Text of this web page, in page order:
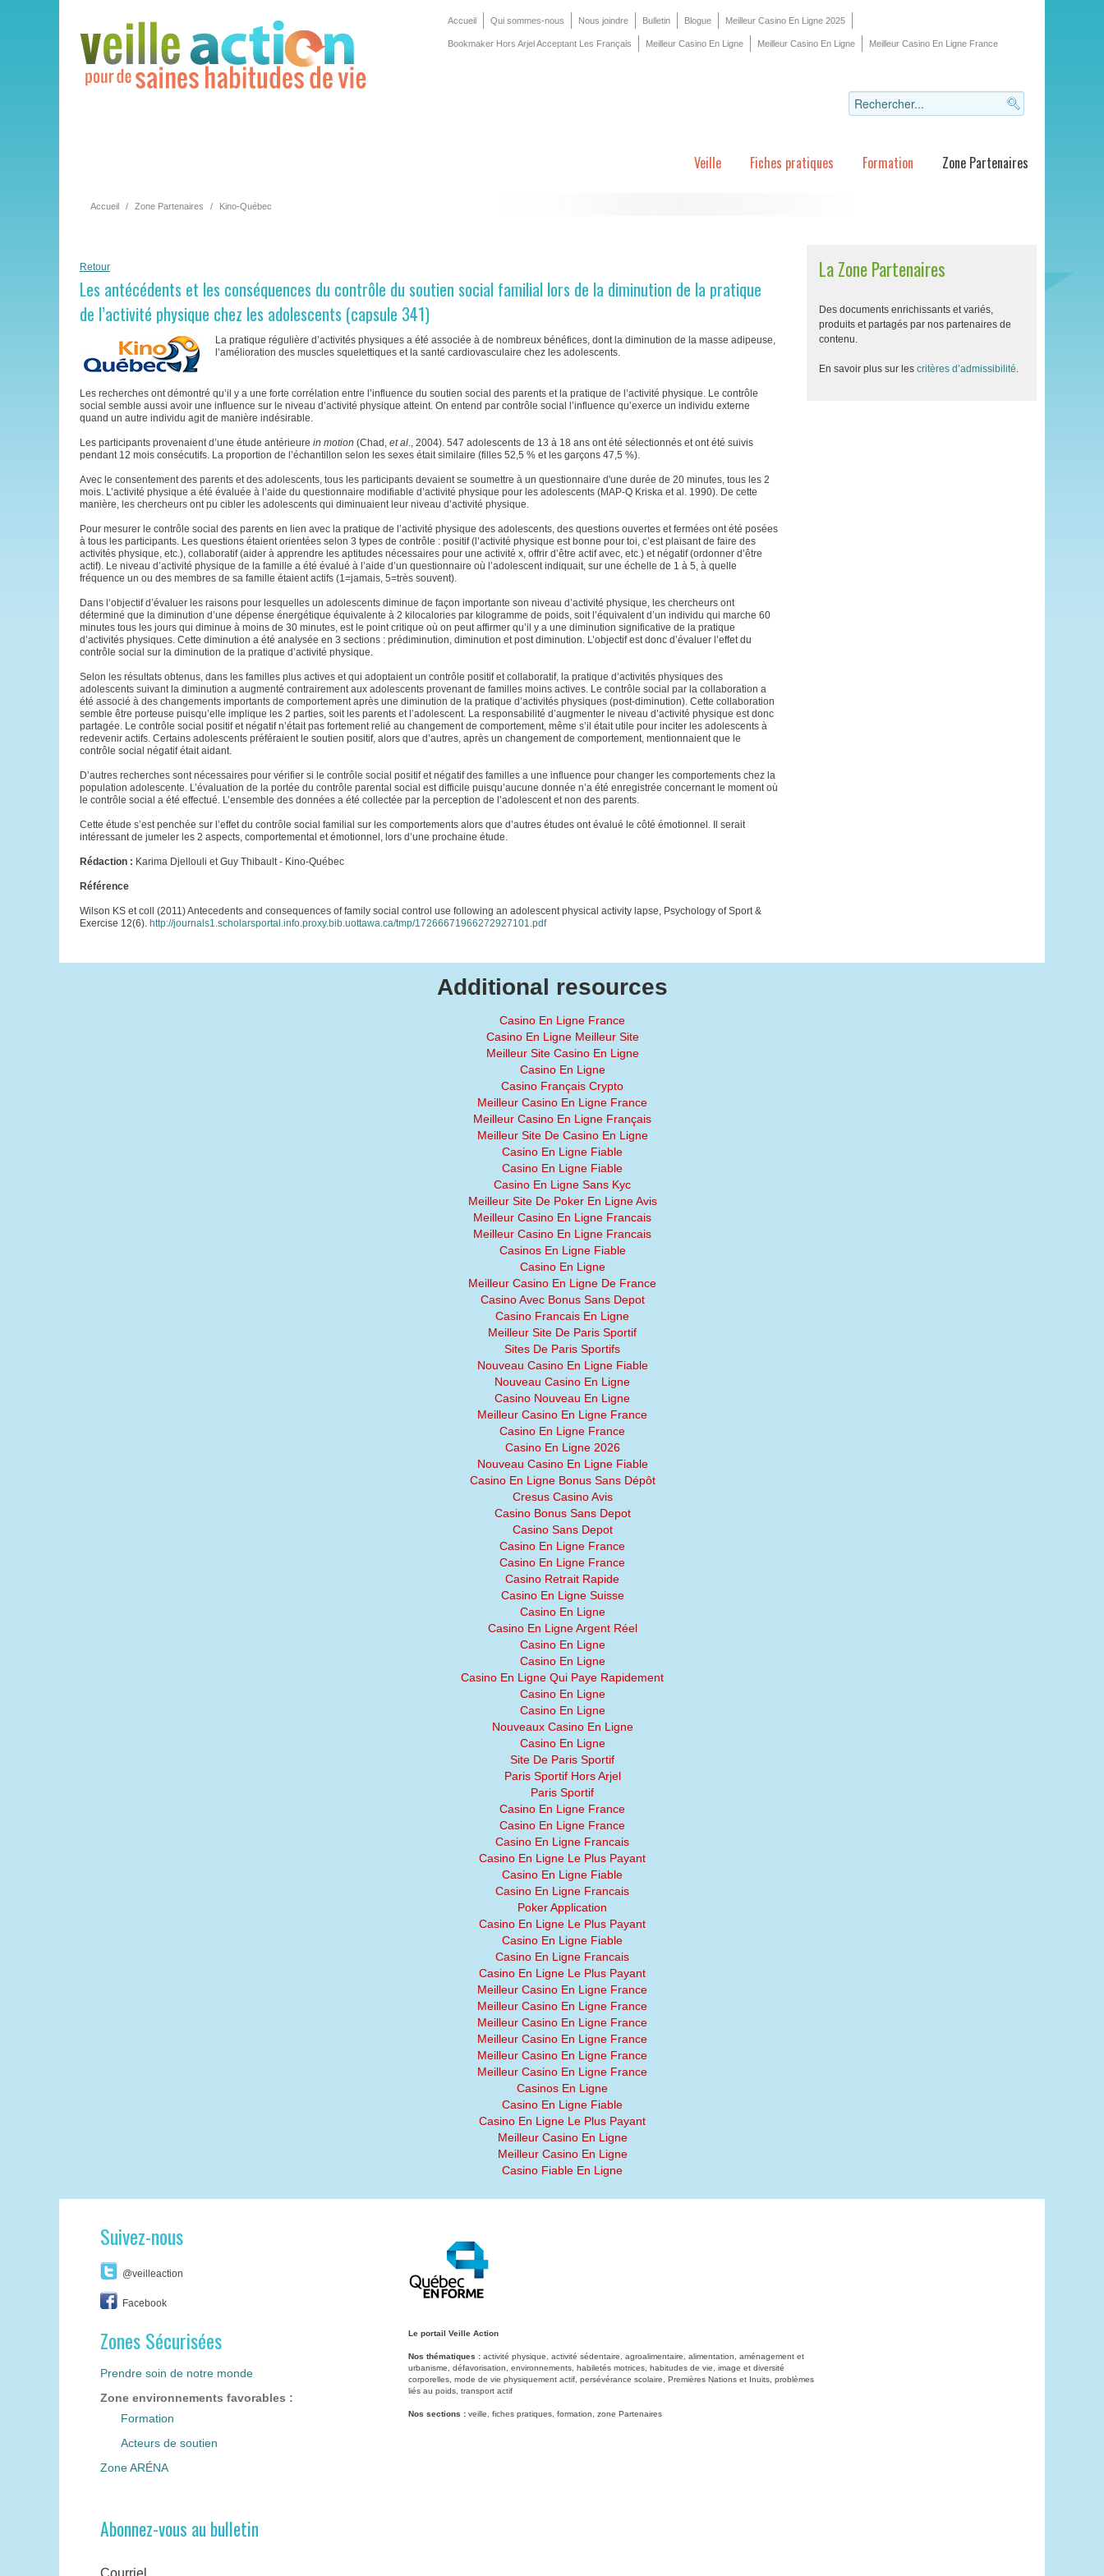
Accueil Qui sommes-nous Nous joindre Bulletin Blogue Meilleur Casino En Ligne 2025
Bookmaker Hors Arjel Acceptant Les Français Meilleur Casino En Ligne Meilleur Casino En Ligne Meilleur Casino En Ligne France
Veille Fiches pratiques Formation Zone Partenaires
Accueil / Zone Partenaires / Kino-Québec
Retour
Les antécédents et les conséquences du contrôle du soutien social familial lors de la diminution de la pratique
de l’activité physique chez les adolescents (capsule 341)
La pratique régulière d’activités physiques a été associée à de nombreux bénéfices, dont la diminution de la masse adipeuse,
l’amélioration des muscles squelettiques et la santé cardiovasculaire chez les adolescents.
Les recherches ont démontré qu’il y a une forte corrélation entre l’influence du soutien social des parents et la pratique de l’activité physique. Le contrôle
social semble aussi avoir une influence sur le niveau d’activité physique atteint. On entend par contrôle social l’influence qu’exerce un individu externe
quand un autre individu agit de manière indésirable.
Les participants provenaient d’une étude antérieure in motion (Chad, et al., 2004). 547 adolescents de 13 à 18 ans ont été sélectionnés et ont été suivis
pendant 12 mois consécutifs. La proportion de l’échantillon selon les sexes était similaire (filles 52,5 % et les garçons 47,5 %).
Avec le consentement des parents et des adolescents, tous les participants devaient se soumettre à un questionnaire d'une durée de 20 minutes, tous les 2
mois. L’activité physique a été évaluée à l’aide du questionnaire modifiable d’activité physique pour les adolescents (MAP-Q Kriska et al. 1990). De cette
manière, les chercheurs ont pu cibler les adolescents qui diminuaient leur niveau d’activité physique.
Pour mesurer le contrôle social des parents en lien avec la pratique de l’activité physique des adolescents, des questions ouvertes et fermées ont été posées
à tous les participants. Les questions étaient orientées selon 3 types de contrôle : positif (l’activité physique est bonne pour toi, c’est plaisant de faire des
activités physique, etc.), collaboratif (aider à apprendre les aptitudes nécessaires pour une activité x, offrir d’être actif avec, etc.) et négatif (ordonner d’être
actif). Le niveau d’activité physique de la famille a été évalué à l’aide d’un questionnaire où l’adolescent indiquait, sur une échelle de 1 à 5, à quelle
fréquence un ou des membres de sa famille étaient actifs (1=jamais, 5=très souvent).
Dans l’objectif d’évaluer les raisons pour lesquelles un adolescents diminue de façon importante son niveau d’activité physique, les chercheurs ont
déterminé que la diminution d’une dépense énergétique équivalente à 2 kilocalories par kilogramme de poids, soit l’équivalent d’un individu qui marche 60
minutes tous les jours qui diminue à moins de 30 minutes, est le point critique où on peut affirmer qu’il y a une diminution significative de la pratique
d’activités physiques. Cette diminution a été analysée en 3 sections : prédiminution, diminution et post diminution. L’objectif est donc d’évaluer l’effet du
contrôle social sur la diminution de la pratique d’activité physique.
Selon les résultats obtenus, dans les familles plus actives et qui adoptaient un contrôle positif et collaboratif, la pratique d’activités physiques des
adolescents suivant la diminution a augmenté contrairement aux adolescents provenant de familles moins actives. Le contrôle social par la collaboration a
été associé à des changements importants de comportement après une diminution de la pratique d’activités physiques (post-diminution). Cette collaboration
semble être porteuse puisqu’elle implique les 2 parties, soit les parents et l’adolescent. La responsabilité d’augmenter le niveau d’activité physique est donc
partagée. Le contrôle social positif et négatif n’était pas fortement relié au changement de comportement, même s’il était utile pour inciter les adolescents à
redevenir actifs. Certains adolescents préféraient le soutien positif, alors que d’autres, après un changement de comportement, mentionnaient que le
contrôle social négatif était aidant.
D’autres recherches sont nécessaires pour vérifier si le contrôle social positif et négatif des familles a une influence pour changer les comportements chez la
population adolescente. L’évaluation de la portée du contrôle parental social est difficile puisqu’aucune donnée n’a été enregistrée concernant le moment où
le contrôle social a été effectué. L’ensemble des données a été collectée par la perception de l’adolescent et non des parents.
Cette étude s’est penchée sur l’effet du contrôle social familial sur les comportements alors que d’autres études ont évalué le côté émotionnel. Il serait
intéressant de jumeler les 2 aspects, comportemental et émotionnel, lors d’une prochaine étude.
Rédaction : Karima Djellouli et Guy Thibault - Kino-Québec
Référence
Wilson KS et coll (2011) Antecedents and consequences of family social control use following an adolescent physical activity lapse, Psychology of Sport &
Exercise 12(6). http://journals1.scholarsportal.info.proxy.bib.uottawa.ca/tmp/17266671966272927101.pdf
La Zone Partenaires
Des documents enrichissants et variés,
produits et partagés par nos partenaires de
contenu.
En savoir plus sur les critères d’admissibilité.
Additional resources
Casino En Ligne France
Casino En Ligne Meilleur Site
Meilleur Site Casino En Ligne
Casino En Ligne
Casino Français Crypto
Meilleur Casino En Ligne France
Meilleur Casino En Ligne Français
Meilleur Site De Casino En Ligne
Casino En Ligne Fiable
Casino En Ligne Fiable
Casino En Ligne Sans Kyc
Meilleur Site De Poker En Ligne Avis
Meilleur Casino En Ligne Francais
Meilleur Casino En Ligne Francais
Casinos En Ligne Fiable
Casino En Ligne
Meilleur Casino En Ligne De France
Casino Avec Bonus Sans Depot
Casino Francais En Ligne
Meilleur Site De Paris Sportif
Sites De Paris Sportifs
Nouveau Casino En Ligne Fiable
Nouveau Casino En Ligne
Casino Nouveau En Ligne
Meilleur Casino En Ligne France
Casino En Ligne France
Casino En Ligne 2026
Nouveau Casino En Ligne Fiable
Casino En Ligne Bonus Sans Dépôt
Cresus Casino Avis
Casino Bonus Sans Depot
Casino Sans Depot
Casino En Ligne France
Casino En Ligne France
Casino Retrait Rapide
Casino En Ligne Suisse
Casino En Ligne
Casino En Ligne Argent Réel
Casino En Ligne
Casino En Ligne
Casino En Ligne Qui Paye Rapidement
Casino En Ligne
Casino En Ligne
Nouveaux Casino En Ligne
Casino En Ligne
Site De Paris Sportif
Paris Sportif Hors Arjel
Paris Sportif
Casino En Ligne France
Casino En Ligne France
Casino En Ligne Francais
Casino En Ligne Le Plus Payant
Casino En Ligne Fiable
Casino En Ligne Francais
Poker Application
Casino En Ligne Le Plus Payant
Casino En Ligne Fiable
Casino En Ligne Francais
Casino En Ligne Le Plus Payant
Meilleur Casino En Ligne France
Meilleur Casino En Ligne France
Meilleur Casino En Ligne France
Meilleur Casino En Ligne France
Meilleur Casino En Ligne France
Meilleur Casino En Ligne France
Casinos En Ligne
Casino En Ligne Fiable
Casino En Ligne Le Plus Payant
Meilleur Casino En Ligne
Meilleur Casino En Ligne
Casino Fiable En Ligne
Suivez-nous
@veilleaction
Facebook
Zones Sécurisées
Prendre soin de notre monde
Zone environnements favorables :
Formation
Acteurs de soutien
Zone ARÉNA
Abonnez-vous au bulletin
Courriel
Le portail Veille Action
Nos thématiques : activité physique, activité sédentaire, agroalimentaire, alimentation, aménagement et
urbanisme, défavorisation, environnements, habiletés motrices, habitudes de vie, image et diversité
corporelles, mode de vie physiquement actif, persévérance scolaire, Premières Nations et Inuits, problèmes
liés au poids, transport actif
Nos sections : veille, fiches pratiques, formation, zone Partenaires